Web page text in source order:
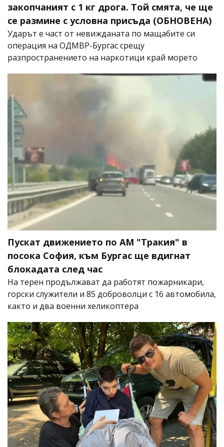
закопчаният с 1 кг дрога. Той смята, че ще
се размине с условна присъда (ОБНОВЕНА)
Ударът е част от невижданата по мащабите си
операция на ОДМВР-Бургас срещу
разпространението на наркотици край морето
Пускат движението по АМ "Тракия" в
посока София, към Бургас ще вдигнат
блокадата след час
На терен продължават да работят пожарникари,
горски служители и 85 доброволци с 16 автомобила,
както и два военни хеликоптера